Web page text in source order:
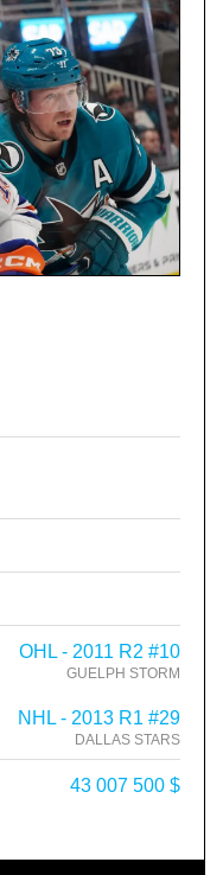
OHL - 2011 R2 #10
GUELPH STORM
NHL - 2013 R1 #29
DALLAS STARS
43 007 500 $